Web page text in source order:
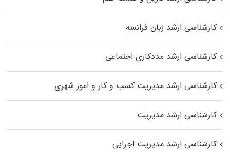
کارشناسی ارشد زبان فرانسه
کارشناسی ارشد مددکاری اجتماعی
کارشناسی ارشد مدیریت کسب و کار و امور شهری
کارشناسی ارشد مدیریت
کارشناسی ارشد مدیریت اجرایی